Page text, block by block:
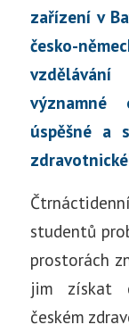
zařízení v
česko-
úspěšné a
studentů
prostorách
jim získat
českém